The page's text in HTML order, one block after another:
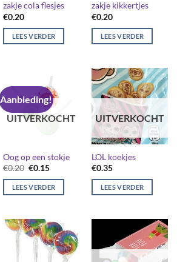
zakje cola flesjes
€0.20
LEES VERDER
zakje kikkertjes
€0.20
LEES VERDER
Aanbieding!
UITVERKOCHT
Oog op een stokje
€0.20 Oorspronkelijke
was:
€0.20.
€0.15Huidige
is:
€0.15.
LEES VERDER
UITVERKOCHT
LOL koekjes
€0.35
LEES VERDER